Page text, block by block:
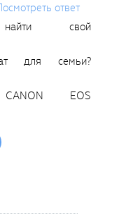
ответ
свой
для семьи?
EOS